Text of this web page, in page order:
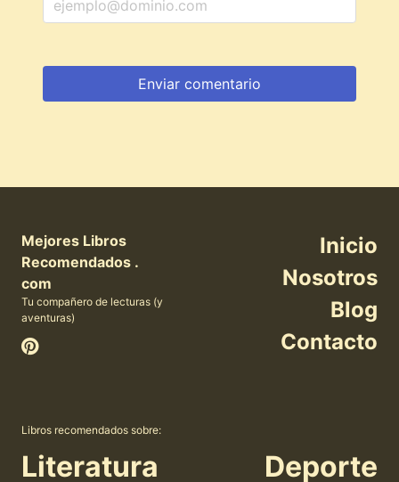
Mejores Libros
Recomendados .
com
Tu compañero de lecturas (y
aventuras)
Inicio
Nosotros
Blog
Contacto
Libros recomendados sobre:
Literatura Deporte